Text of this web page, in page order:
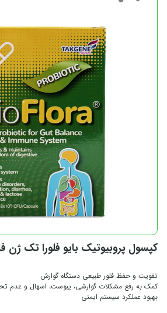
کپسول پروبیوتیک بایو فلورا تک ژن فارما -
تقویت و حفظ فلور طبیعی دستگاه گوارش
کمک به رفع مشکلات گوارشی، یبوست، اسهال و عدم
بهبود عملکرد سیستم ایمنی